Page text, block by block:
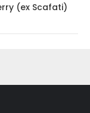
(ex Scafati)